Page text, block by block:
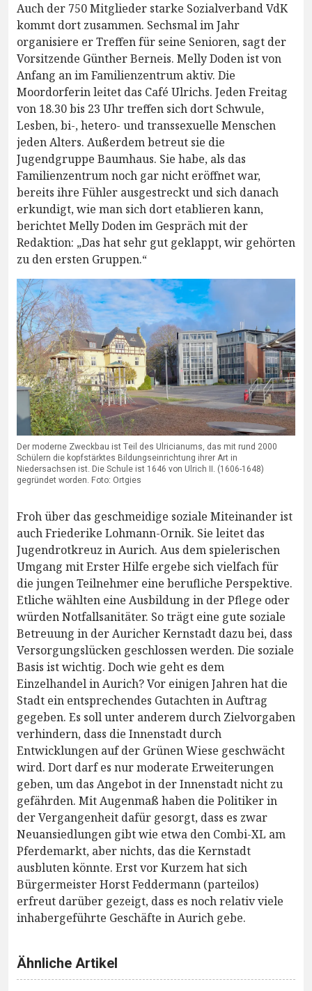
Auch der 750 Mitglieder starke Sozialverband VdK
kommt dort zusammen. Sechsmal im Jahr
organisiere er Treffen für seine Senioren, sagt der
Vorsitzende Günther Berneis. Melly Doden ist von
Anfang an im Familienzentrum aktiv. Die
Moordorferin leitet das Café Ulrichs. Jeden Freitag
von 18.30 bis 23 Uhr treffen sich dort Schwule,
Lesben, bi-, hetero- und transsexuelle Menschen
jeden Alters. Außerdem betreut sie die
Jugendgruppe Baumhaus. Sie habe, als das
Familienzentrum noch gar nicht eröffnet war,
bereits ihre Fühler ausgestreckt und sich danach
erkundigt, wie man sich dort etablieren kann,
berichtet Melly Doden im Gespräch mit der
Redaktion: „Das hat sehr gut geklappt, wir gehörten
zu den ersten Gruppen.“
Der moderne Zweckbau ist Teil des Ulricianums, das mit rund 2000
Schülern die kopfstärktes Bildungseinrichtung ihrer Art in
Niedersachsen ist. Die Schule ist 1646 von Ulrich II. (1606-1648)
gegründet worden. Foto: Ortgies
Froh über das geschmeidige soziale Miteinander ist
auch Friederike Lohmann-Ornik. Sie leitet das
Jugendrotkreuz in Aurich. Aus dem spielerischen
Umgang mit Erster Hilfe ergebe sich vielfach für
die jungen Teilnehmer eine berufliche Perspektive.
Etliche wählten eine Ausbildung in der Pflege oder
würden Notfallsanitäter. So trägt eine gute soziale
Betreuung in der Auricher Kernstadt dazu bei, dass
Versorgungslücken geschlossen werden. Die soziale
Basis ist wichtig. Doch wie geht es dem
Einzelhandel in Aurich? Vor einigen Jahren hat die
Stadt ein entsprechendes Gutachten in Auftrag
gegeben. Es soll unter anderem durch Zielvorgaben
verhindern, dass die Innenstadt durch
Entwicklungen auf der Grünen Wiese geschwächt
wird. Dort darf es nur moderate Erweiterungen
geben, um das Angebot in der Innenstadt nicht zu
gefährden. Mit Augenmaß haben die Politiker in
der Vergangenheit dafür gesorgt, dass es zwar
Neuansiedlungen gibt wie etwa den Combi-XL am
Pferdemarkt, aber nichts, das die Kernstadt
ausbluten könnte. Erst vor Kurzem hat sich
Bürgermeister Horst Feddermann (parteilos)
erfreut darüber gezeigt, dass es noch relativ viele
inhabergeführte Geschäfte in Aurich gebe.
Ähnliche Artikel